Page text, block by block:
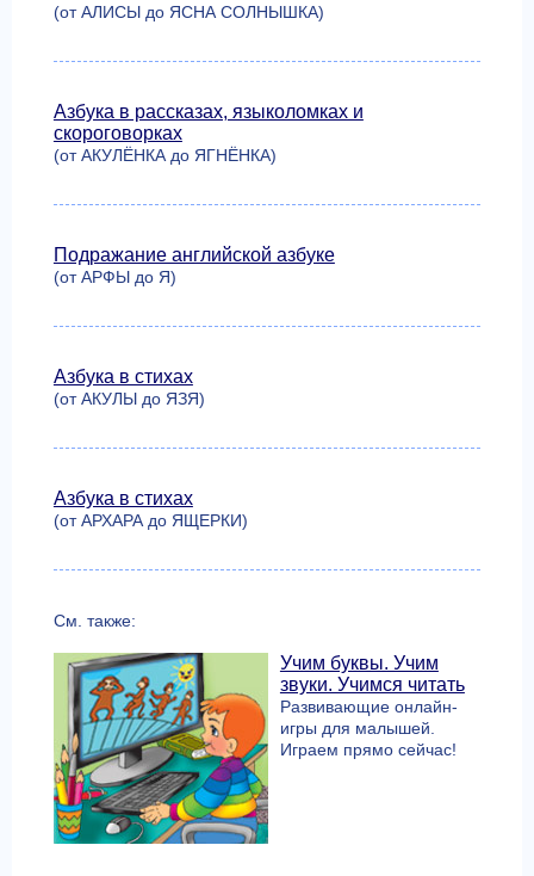
(от АЛИСЫ до ЯСНА СОЛНЫШКА)
Азбука в рассказах, языколомках и
скороговорках
(от АКУЛЁНКА до ЯГНЁНКА)
Подражание английской азбуке
(от АРФЫ до Я)
Азбука в стихах
(от АКУЛЫ до ЯЗЯ)
Азбука в стихах
(от АРХАРА до ЯЩЕРКИ)
См. также:
Учим буквы. Учим
звуки. Учимся читать
Развивающие онлайн-
игры для малышей.
Играем прямо сейчас!